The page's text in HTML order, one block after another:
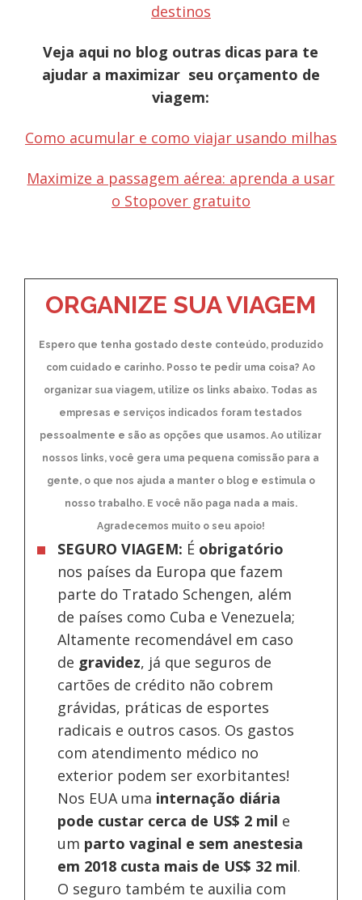
destinos
Veja aqui no blog outras dicas para te
ajudar a maximizar seu orçamento de
viagem:
Como acumular e como viajar usando milhas
Maximize a passagem aérea: aprenda a usar
o Stopover gratuito
ORGANIZE SUA VIAGEM
Espero que tenha gostado deste conteúdo, produzido
com cuidado e carinho. Posso te pedir uma coisa? Ao
organizar sua viagem, utilize os links abaixo. Todas as
empresas e serviços indicados foram testados
pessoalmente e são as opções que usamos. Ao utilizar
nossos links, você gera uma pequena comissão para a
gente, o que nos ajuda a manter o blog e estimula o
nosso trabalho. E você não paga nada a mais.
Agradecemos muito o seu apoio!
SEGURO VIAGEM: É obrigatório
nos países da Europa que fazem
parte do Tratado Schengen, além
de países como Cuba e Venezuela;
Altamente recomendável em caso
de gravidez, já que seguros de
cartões de crédito não cobrem
grávidas, práticas de esportes
radicais e outros casos. Os gastos
com atendimento médico no
exterior podem ser exorbitantes!
Nos EUA uma internação diária
pode custar cerca de US$ 2 mil e
um parto vaginal e sem anestesia
em 2018 custa mais de US$ 32 mil.
O seguro também te auxilia com